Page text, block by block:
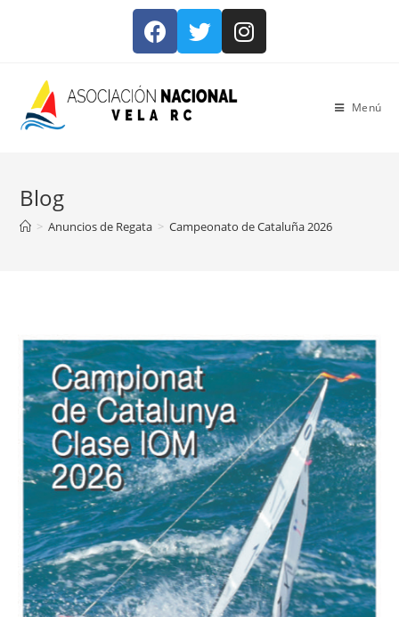
Menú
Blog
> Anuncios de Regata > Campeonato de Cataluña 2026